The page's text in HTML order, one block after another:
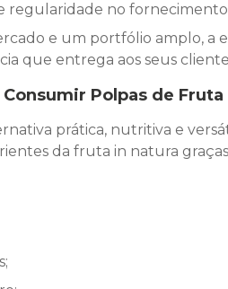
regularidade no
e um portfólio amplo, a
que entrega aos seus
Polpas de Fruta
prática, nutritiva e
da fruta in natura